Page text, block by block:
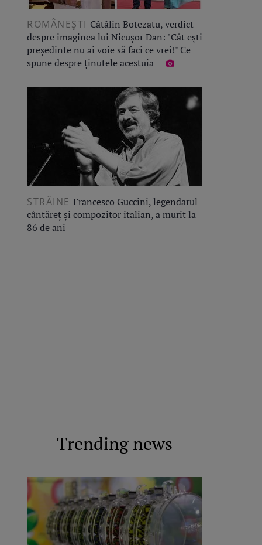
ROMÂNEŞTI Cătălin Botezatu, verdict
despre imaginea lui Nicușor Dan: "Cât ești
președinte nu ai voie să faci ce vrei!" Ce
spune despre ținutele acestuia
STRĂINE Francesco Guccini, legendarul
cântăreț și compozitor italian, a murit la
86 de ani
Trending news